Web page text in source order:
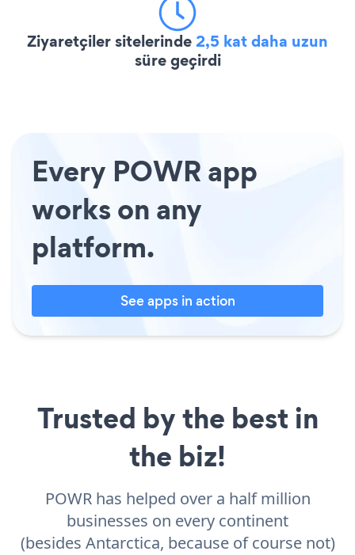
Ziyaretçiler sitelerinde2,5 kat daha uzun
süre geçirdi
Every POWR app
works on any
platform.
See apps in action
Trusted by the best in
the biz!
POWR has helped over a half million
businesses on every continent
(besides Antarctica, because of course not)